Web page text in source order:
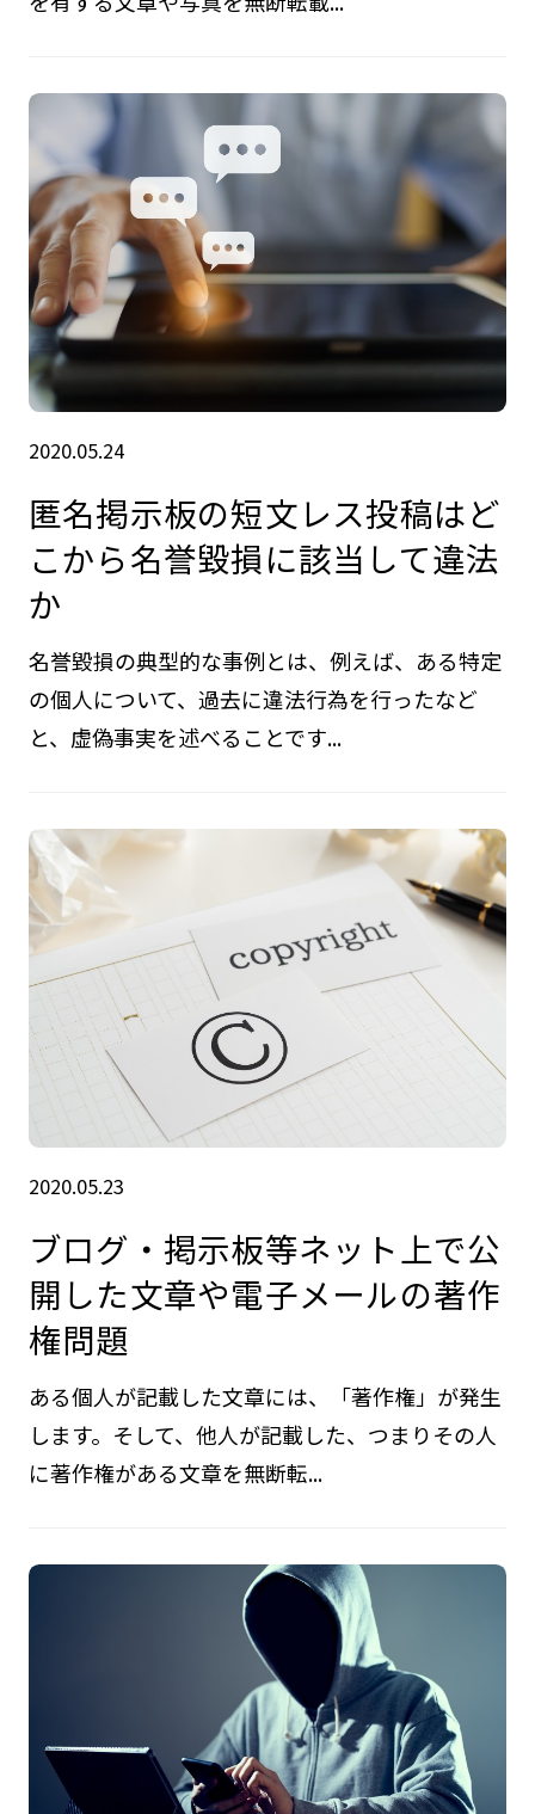
2020.05.24
匿名掲示板の短文レス投稿はど
こから名誉毀損に該当して違法
か
名誉毀損の典型的な事例とは、例えば、ある特定
の個人について、過去に違法行為を行ったなど
と、虚偽事実を述べることです...
2020.05.23
ブログ・掲示板等ネット上で公
開した文章や電子メールの著作
権問題
ある個人が記載した文章には、「著作権」が発生
します。そして、他人が記載した、つまりその人
に著作権がある文章を無断転...